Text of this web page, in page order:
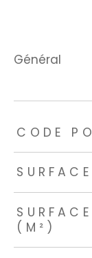
général
CODE
(M²)